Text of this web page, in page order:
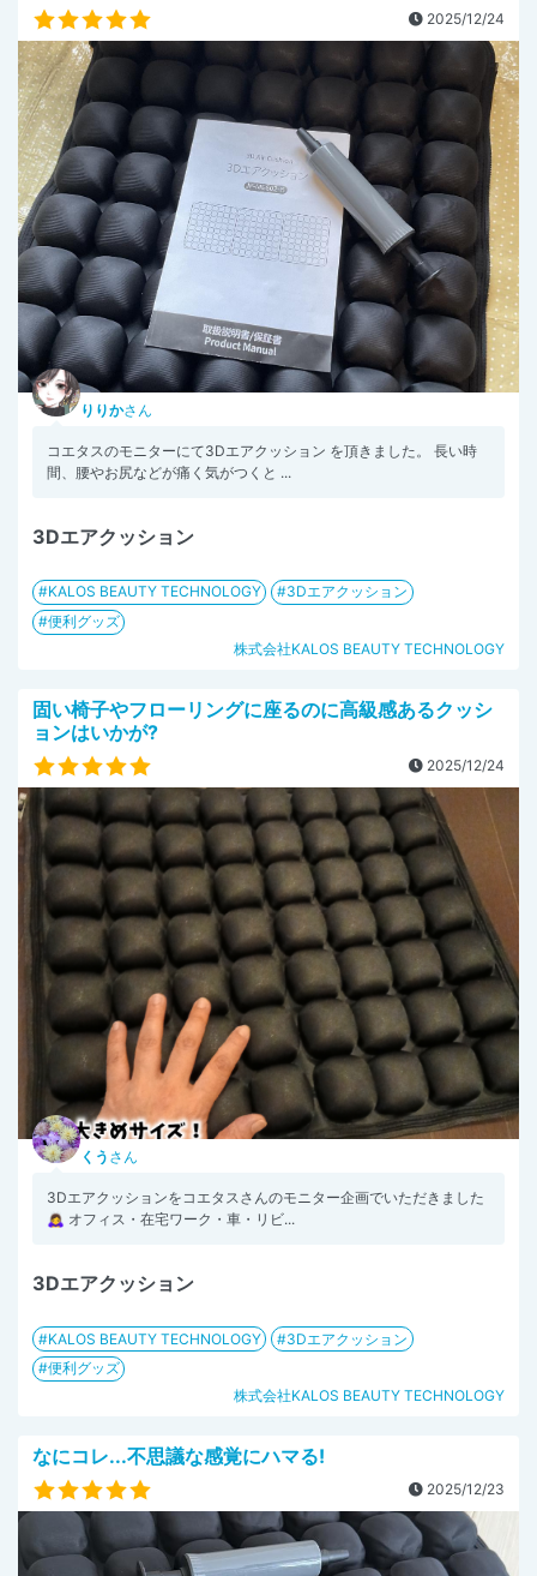
2025/12/24
りりかさん
コエタスのモニターにて3Dエアクッション を頂きました。 長い時
間、腰やお尻などが痛く気がつくと ...
3Dエアクッション
KALOS BEAUTY TECHNOLOGY
3Dエアクッション
便利グッズ
株式会社KALOS BEAUTY TECHNOLOGY
固い椅子やフローリングに座るのに高級感あるクッシ
ョンはいかが?
2025/12/24
くう さん
3Dエアクッションをコエタスさんのモニター企画でいただきました
🙇‍♀ オフィス・在宅ワーク・車・リビ...
3Dエアクッション
KALOS BEAUTY TECHNOLOGY
3Dエアクッション
便利グッズ
株式会社KALOS BEAUTY TECHNOLOGY
なにコレ...不思議な感覚にハマる!
2025/12/23